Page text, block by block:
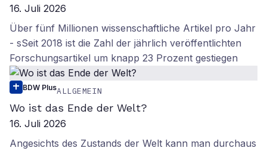
16. Juli 2026
Über fünf Millionen wissenschaftliche Artikel pro Jahr
- sSeit 2018 ist die Zahl der jährlich veröffentlichten
Forschungsartikel um knapp 23 Prozent gestiegen
BDW PlusALLGEMEIN
Wo ist das Ende der Welt?
16. Juli 2026
Angesichts des Zustands der Welt kann man durchaus